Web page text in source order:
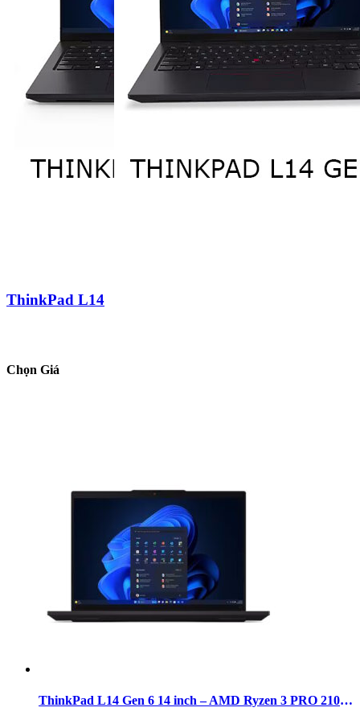
ThinkPad L14
Chọn Giá
ThinkPad L14 Gen 6 14 inch – AMD Ryzen 3 PRO 210 Ram 16GB SSD 256GB